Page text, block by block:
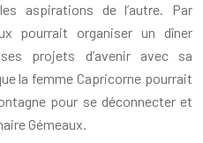
aspirations de l’autre. Par
pourrait organiser un dîner
projets d’avenir avec sa
la femme Capricorne pourrait
pour se déconnecter et
Gémeaux.